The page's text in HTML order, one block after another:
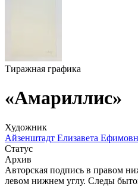
Тиражная графика
«Амариллис»
Художник
Айзенштадт Елизавета
Статус
Архив
Авторская подпись в правом
левом нижнем углу. Следы